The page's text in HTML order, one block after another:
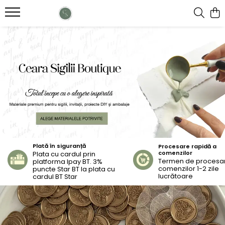
BILUTE DE CEARA
Plicuri B6 (12x17cm)
Carton colorat
ETICHETE PERSONALIZATE
Plată în siguranță
Plata cu cardul prin
platforma Ipay BT. 3%
puncte Star BT la plata cu
cardul BT Star
Procesare rapidă a
comenzilor
Termen de
comenzilor 1-2 zile
lucrătoare